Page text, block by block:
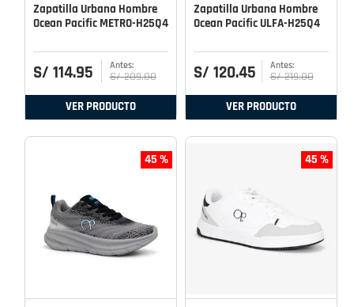
Zapatilla Urbana Hombre
Ocean Pacific METRO-H25Q4
S/ 114.95 S/ 209.00
VER PRODUCTO
Zapatilla Urbana Hombre
Ocean Pacific ULFA-H25Q4
S/ 120.45 S/ 219.00
VER PRODUCTO
45 % 45 %